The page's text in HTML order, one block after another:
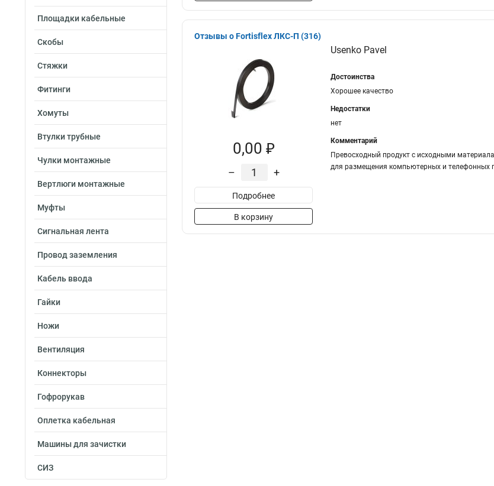
Площадки кабельные
Скобы
Стяжки
Фитинги
Хомуты
Втулки трубные
Чулки монтажные
Вертлюги монтажные
Муфты
Сигнальная лента
Провод заземления
Кабель ввода
Гайки
Ножи
Вентиляция
Коннекторы
Гофрорукав
Оплетка кабельная
Машины для зачистки
СИЗ
Отзывы о Fortisflex ЛКС-П (316)
0,00 ₽
– +
Подробнее
В корзину
Usenko Pavel
Достоинства
Хорошее качество
Недостатки
нет
Комментарий
Превосходный продукт с исходными
для размещения компьютерных и телефонных